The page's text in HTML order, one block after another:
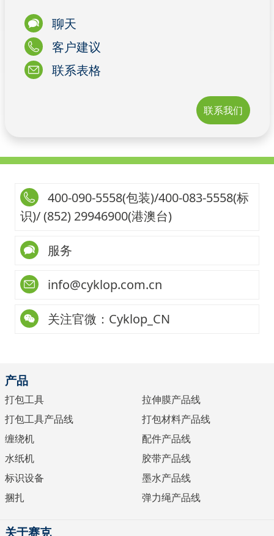
聊天
客户建议
联系表格
联系我们
400-090-5558(包装)/400-083-5558(标
识)/ (852) 29946900(港澳台)
服务
info@cyklop.com.cn
关注官微：Cyklop_CN
产品
打包工具
打包工具产品线
缠绕机
水纸机
标识设备
捆扎
拉伸膜产品线
打包材料产品线
配件产品线
胶带产品线
墨水产品线
弹力绳产品线
关于赛克